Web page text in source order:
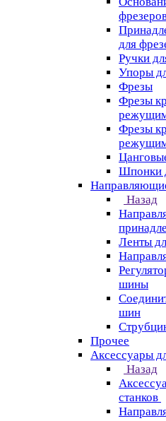
для
Ручки
Упоры
Фрезы
Фрезы
Фрезы
Шпонки
Назад
Ленты
шины
шин
Прочее
Аксессуары
Назад
станков